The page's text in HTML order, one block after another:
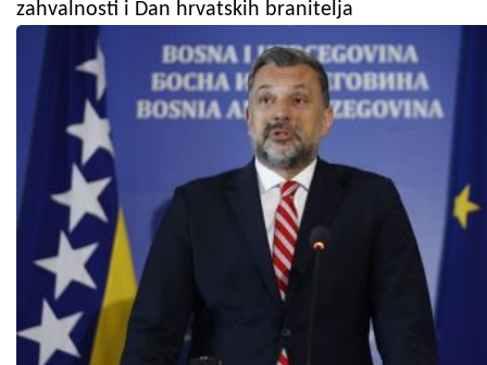
zahvalnosti i Dan hrvatskih branitelja